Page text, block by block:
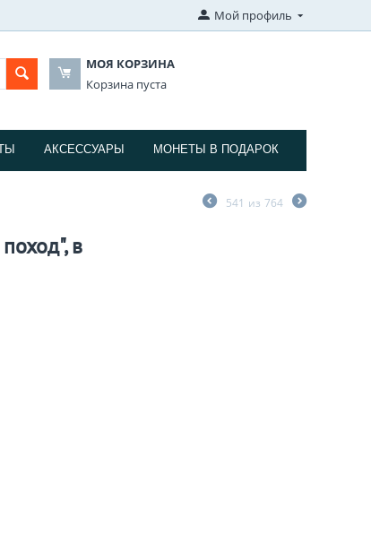
Мой профиль
МОЯ КОРЗИНА
Корзина пуста
АКСЕССУАРЫ МОНЕТЫ В ПОДАРОК
541 из 764
в